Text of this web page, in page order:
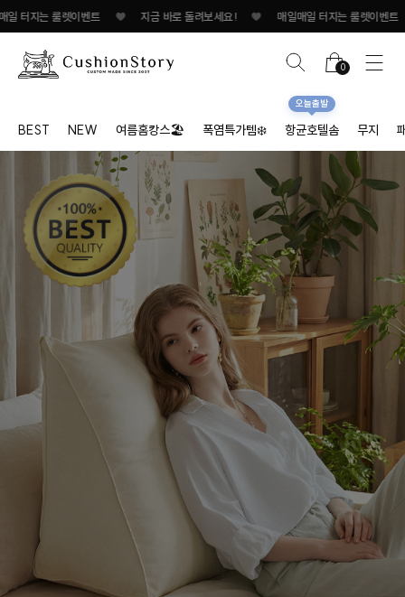
룰렛이벤트 ♥ 지금 바로 돌려보세요! ♥ 매일매일 터지는 룰렛이벤트 ♥
0
BEST NEW 여름홈캉스🏖 폭염특가템❄️ 항균호텔솜
오늘출발
무지